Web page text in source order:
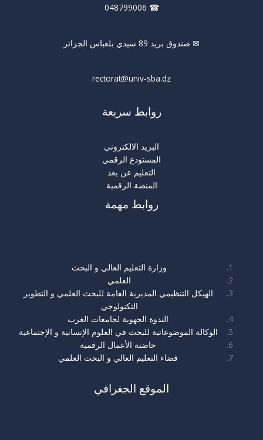
☎ 048799006
✉ صندوق بريد 89 سيدي بلعباس الجزائر
rectorat@univ-sba.dz
روابط سريعة
البريد الالكتروني
المستودع الرقمي
التعليم عن بعد
المنصة الرقمية
روابط مهمة
وزارة التعليم العالي و البحث
العلمي
الهيكل التنظيمي المديرية العامة للبحث العلمي و التطوير
التكنولوجي
الندوة الجهوية لجامعات الغرب
الوكالة الموضوعاتية للبحث في العلوم الإنسانية و الإجتماعية
حاضنة الأعمال الرقمية
فضاء التعليم العالي و البحث العلمي
الموقع الجغرافي